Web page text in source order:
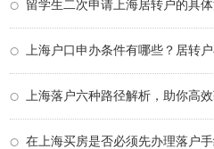
留学生二次申请上海居转户的具
上海户口申办条件有哪些？居转
上海落户六种路径解析，助你高
在上海买房是否必须先办理落户